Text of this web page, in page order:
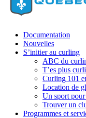
Documentation
Nouvelles
S’initier au curling
ABC du
T’es plus
Curling 101
Location de
Un sport
Trouver un
Programmes et